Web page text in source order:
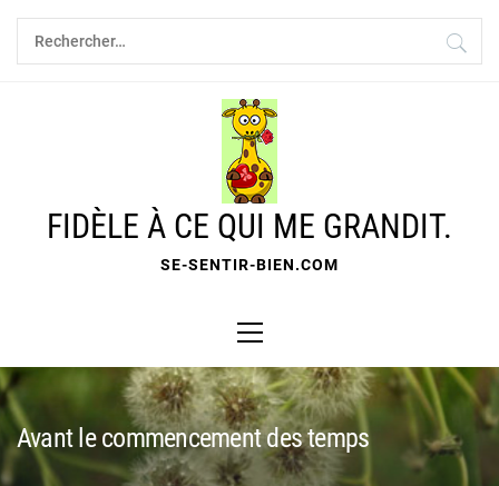
Skip
content
Rechercher :
FIDÈLE À CE QUI ME GRANDIT.
SE-SENTIR-BIEN.COM
Menu
Avant le commencement des temps